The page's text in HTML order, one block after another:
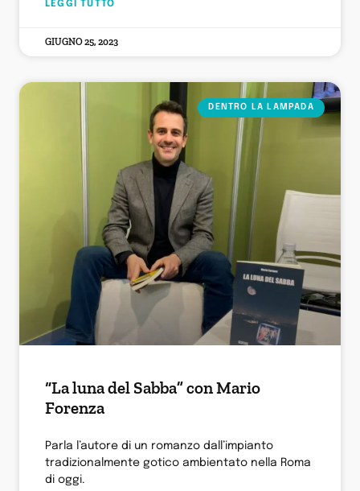
LEGGI TUTTO
GIUGNO 25, 2023
DENTRO LA LAMPADA
“La luna del Sabba” con Mario
Forenza
Parla l’autore di un romanzo dall’impianto
tradizionalmente gotico ambientato nella Roma
di oggi.